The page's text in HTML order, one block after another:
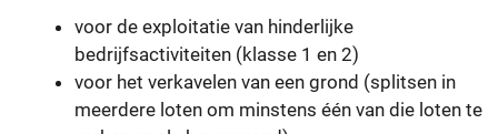
voor de exploitatie van hinderlijke
bedrijfsactiviteiten (klasse 1 en 2)
voor het verkavelen van een grond (splitsen in
meerdere loten om minstens één van die loten te